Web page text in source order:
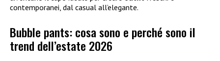
contemporanei, dal casual all’elegante.
Bubble pants: cosa sono e perché sono il
trend dell’estate 2026